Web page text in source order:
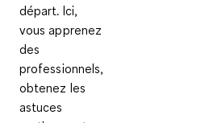
départ. Ici,
vous apprenez
des
professionnels,
obtenez les
astuces